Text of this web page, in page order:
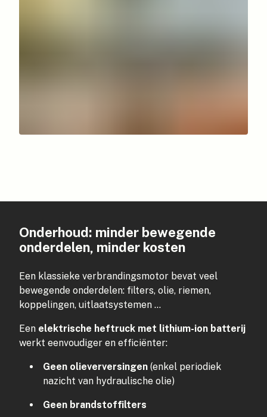
Onderhoud: minder bewegende
onderdelen, minder kosten
Een klassieke verbrandingsmotor bevat veel
bewegende onderdelen: filters, olie, riemen,
koppelingen, uitlaatsystemen …
Een elektrische heftruck met lithium-ion batterij
werkt eenvoudiger en efficiënter:
Geen olieverversingen (enkel periodiek
nazicht van hydraulische olie)
Geen brandstoffilters